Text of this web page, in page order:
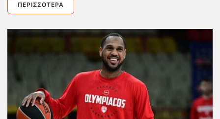
ΠΕΡΙΣΣΌΤΕΡΑ